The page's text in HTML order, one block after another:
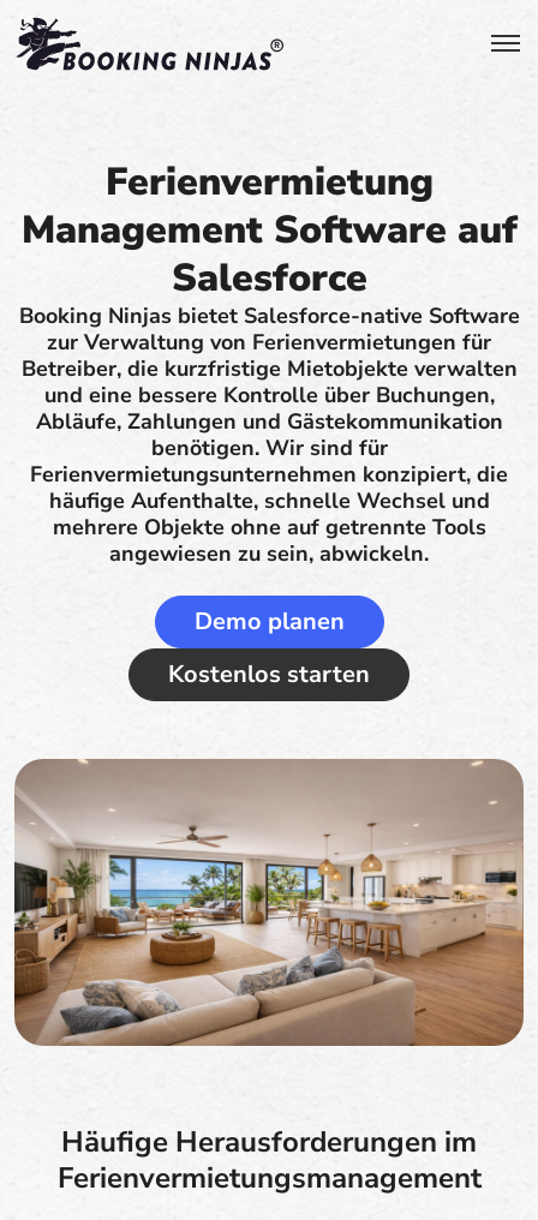
Ferienvermietung
Management Software auf
Salesforce
Booking Ninjas bietet Salesforce-native Software
zur Verwaltung von Ferienvermietungen für
Betreiber, die kurzfristige Mietobjekte verwalten
und eine bessere Kontrolle über Buchungen,
Abläufe, Zahlungen und Gästekommunikation
benötigen. Wir sind für
Ferienvermietungsunternehmen konzipiert, die
häufige Aufenthalte, schnelle Wechsel und
mehrere Objekte ohne auf getrennte Tools
angewiesen zu sein, abwickeln.
Demo planen
Kostenlos starten
Häufige Herausforderungen im
Ferienvermietungsmanagement